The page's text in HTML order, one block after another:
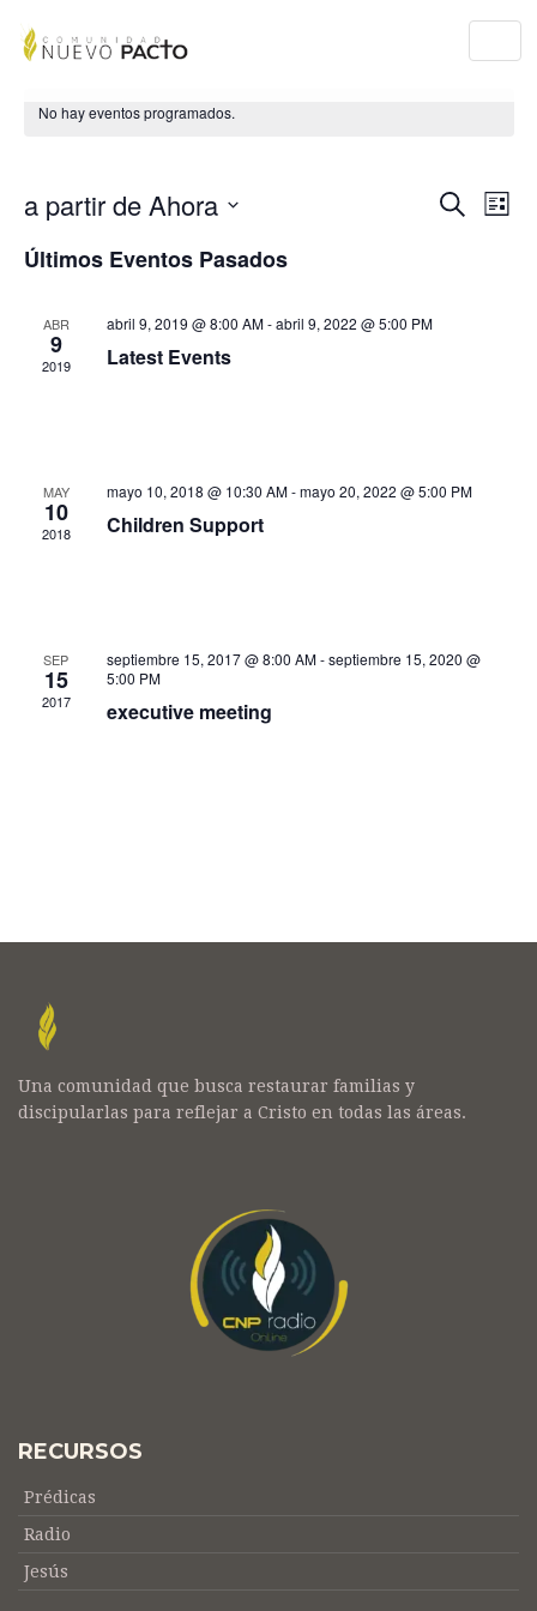
No hay eventos programados.
de
Buscar
Lista
a partir de Ahora
fecha.
Últimos Eventos Pasados
ABR
9
2019
abril 9, 2019 @ 8:00 AM-abril 9, 2022 @ 5:00 PM
Latest Events
MAY
10
2018
mayo 10, 2018 @ 10:30 AM-mayo 20, 2022 @ 5:00 PM
Children Support
SEP
15
2017
septiembre 15, 2017 @ 8:00 AM-septiembre 15, 2020 @
5:00 PM
executive meeting
Una comunidad que busca restaurar familias y
discipularlas para reflejar a Cristo en todas las áreas.
RECURSOS
Prédicas
Radio
Jesús